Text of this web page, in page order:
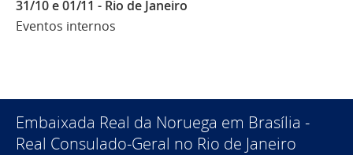
31/10 e 01/11 - Rio de Janeiro
Eventos internos
Embaixada Real da Noruega em Brasília -
Real Consulado-Geral no Rio de Janeiro